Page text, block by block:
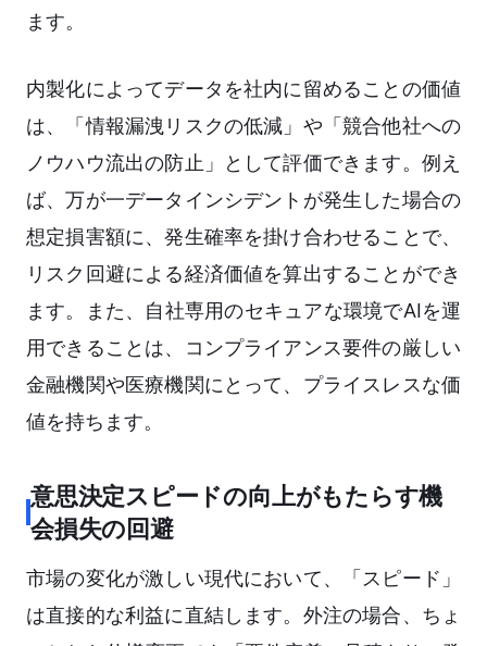
ます。
内製化によってデータを社内に留めることの価値
は、「情報漏洩リスクの低減」や「競合他社への
ノウハウ流出の防止」として評価できます。例え
ば、万が一データインシデントが発生した場合の
想定損害額に、発生確率を掛け合わせることで、
リスク回避による経済価値を算出することができ
ます。また、自社専用のセキュアな環境でAIを運
用できることは、コンプライアンス要件の厳しい
金融機関や医療機関にとって、プライスレスな価
値を持ちます。
意思決定スピードの向上がもたらす機
会損失の回避
市場の変化が激しい現代において、「スピード」
は直接的な利益に直結します。外注の場合、ちょ